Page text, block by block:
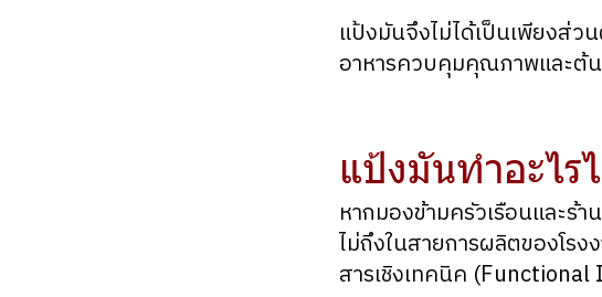
แป้งมันจึงไม่ได้เป็นเพียงส่ว
อาหารควบคุมคุณภาพและต้
แป้งมันทำอะไร
หากมองข้ามครัวเรือนและร้
ไม่ถึงในสายการผลิตของโร
สารเชิงเทคนิค